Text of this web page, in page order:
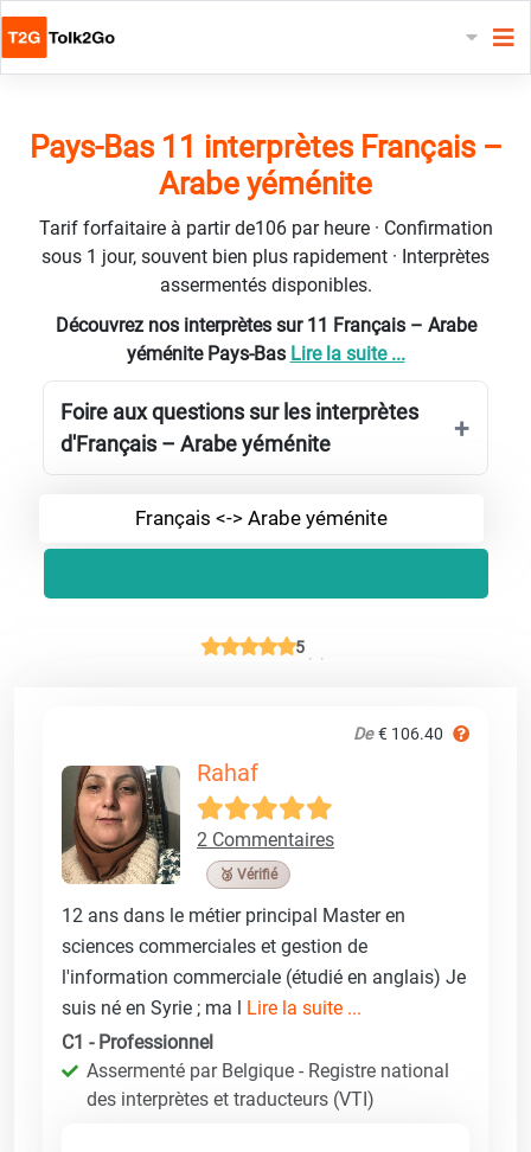
Pays-Bas 11 interprètes Français –
Arabe yéménite
Tarif forfaitaire à partir de106 par heure · Confirmation
sous 1 jour, souvent bien plus rapidement · Interprètes
assermentés disponibles.
Découvrez nos interprètes sur 11 Français – Arabe
yéménite Pays-Bas Lire la suite ...
Foire aux questions sur les interprètes
d'Français – Arabe yéménite
Français <-> Arabe yéménite
5
De € 106.40
Rahaf
2 Commentaires
🥉 Vérifié
12 ans dans le métier principal Master en
sciences commerciales et gestion de
l'information commerciale (étudié en anglais) Je
suis né en Syrie ; ma l Lire la suite ...
C1 - Professionnel
Assermenté par Belgique - Registre national
des interprètes et traducteurs (VTI)